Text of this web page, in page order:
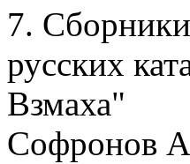
7.
русских
Взмаха"
Софронов